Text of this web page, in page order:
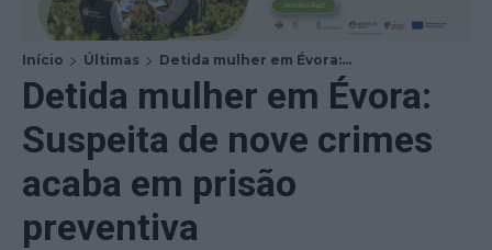
Início Últimas Detida mulher em Évora:...
Detida mulher em Évora:
Suspeita de nove crimes
acaba em prisão
preventiva